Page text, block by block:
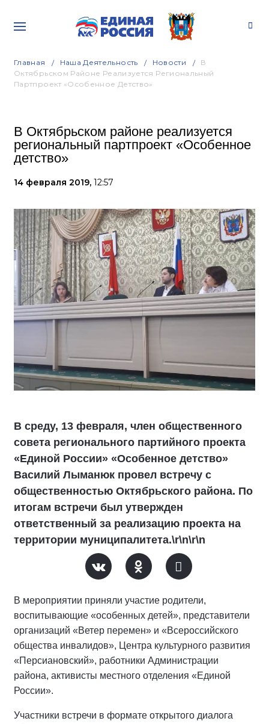
Главная Наша Деятельность Новости
В
Октябрьском Районе Реализуется Региональный
Партпроект «Особенное Детство»
В Октябрьском районе реализуется
региональный партпроект «Особенное
детство»
14 февраля 2019, 12:57
В среду, 13 февраля, член общественного
совета регионального партийного проекта
«Единой России» «Особенное детство»
Василий Лыманюк провел встречу с
общественностью Октябрьского района. По
итогам встречи был утвержден
ответственный за реализацию проекта на
территории муниципалитета.\r\n\r\n
В мероприятии приняли участие родители,
воспитывающие «особенных детей», представители
организаций «Ветер перемен» и «Всероссийского
общества инвалидов», Центра культурного развития
«Персиановский», работники Администрации
района, активисты местного отделения «Единой
России».
Участники встречи в формате открытого диалога